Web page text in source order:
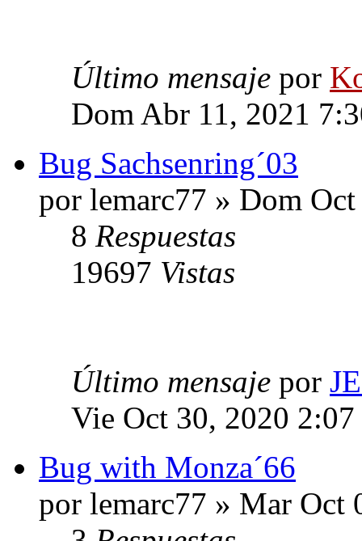
Último mensaje por
Dom Abr 11, 2021
Bug Sachsenring´03
por lemarc77 » Dom
8 Respuestas
19697 Vistas
Último mensaje por
Vie Oct 30, 2020 2:07
Bug with Monza´66
por lemarc77 » Mar Oct